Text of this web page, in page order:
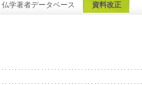
仏学著者データベース 資料改正